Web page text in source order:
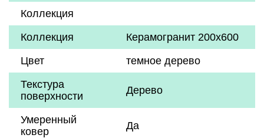
Коллекция
Коллекция
Керамогранит 200х600
Цвет
темное дерево
Текстура
поверхности
Дерево
Умеренный
ковер
Да